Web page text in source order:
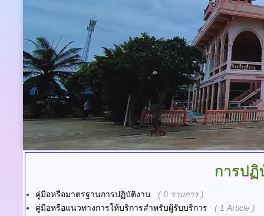
การปฏิ
คู่มือหรือมาตรฐานการปฏิบัติงาน
( 0 รายการ )
คู่มือหรือแนวทางการให้บริการสำหรับผู้รับบริการ
( 1 Article )